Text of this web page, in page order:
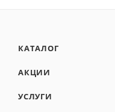
КАТАЛОГ
АКЦИИ
УСЛУГИ